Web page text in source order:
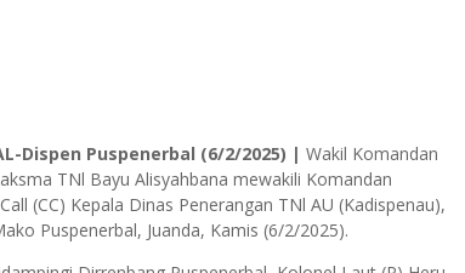
Dispen Puspenerbal (6/2/2025) | Wakil Komandan
TNl Bayu Alisyahbana mewakili Komandan
(CC) Kepala Dinas Penerangan TNl AU (Kadispenau),
Puspenerbal, Juanda, Kamis (6/2/2025).